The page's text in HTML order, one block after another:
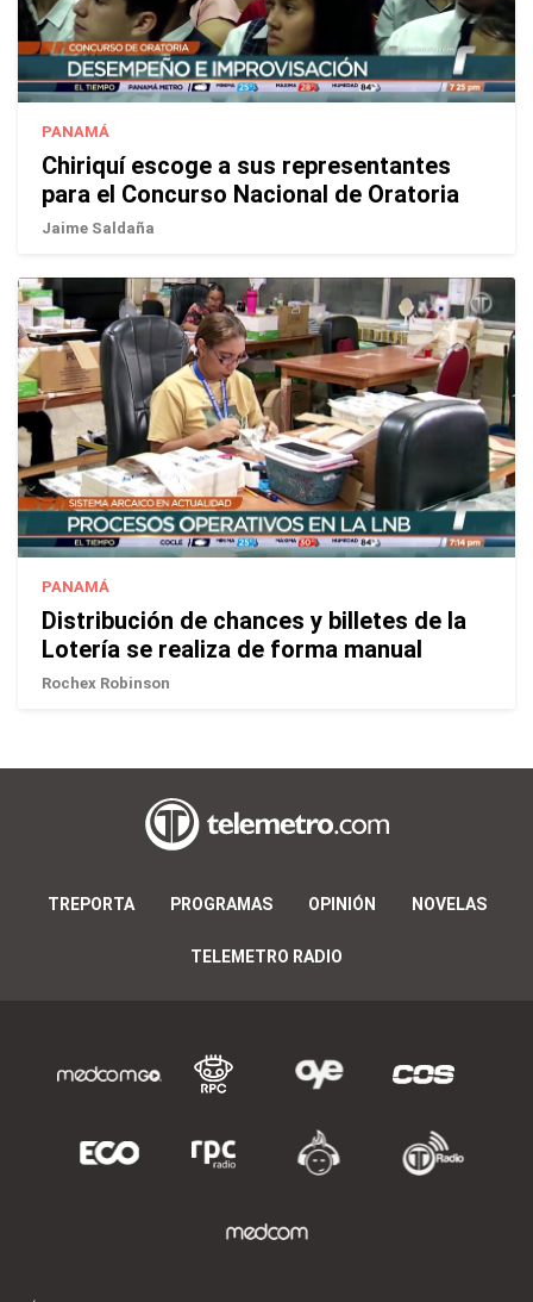
PANAMÁ
Chiriquí escoge a sus representantes
para el Concurso Nacional de Oratoria
Jaime Saldaña
PANAMÁ
Distribución de chances y billetes de la
Lotería se realiza de forma manual
Rochex Robinson
TREPORTA PROGRAMAS OPINIÓN NOVELAS
TELEMETRO RADIO